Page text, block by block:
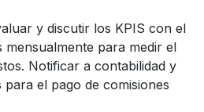
y discutir los KPIS con el
mensualmente para medir el
Notificar a contabilidad y
el pago de comisiones